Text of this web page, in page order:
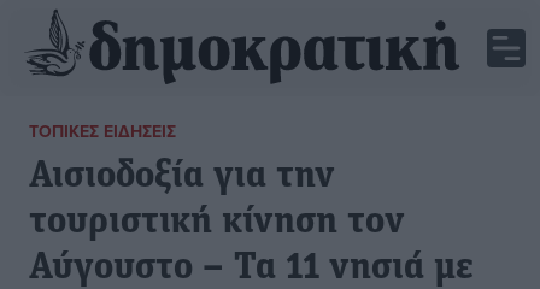
ΤΟΠΙΚΈΣ ΕΙΔΉΣΕΙΣ
Αισιοδοξία για την
τουριστική κίνηση τον
Αύγουστο – Τα 11 νησιά με